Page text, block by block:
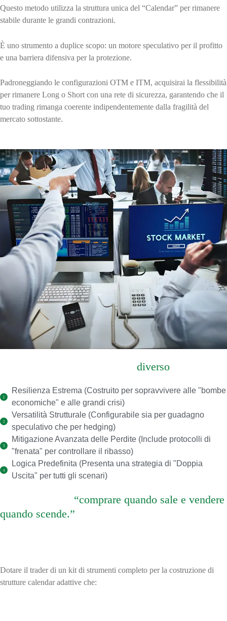
Questo metodo utilizza la struttura unica del “Calendar” per rimanere
stabile durante le grandi contrazioni.
È uno strumento a duplice scopo: un motore speculativo per il profitto
e una barriera difensiva per la protezione.
Padroneggiando le configurazioni OTM e ITM, acquisirai la flessibilità
per rimanere Long o Short con una rete di sicurezza, garantendo che il
tuo trading rimanga coerente indipendentemente dalla fragilità del
mercato sottostante.
diverso
Resilienza Estrema (Costruito per sopravvivere alle "bombe
economiche" e alle grandi crisi)
Versatilità Strutturale (Configurabile sia per guadagno
speculativo che per hedging)
Mitigazione Avanzata delle Perdite (Include protocolli di
"frenata" per controllare il ribasso)
Logica Predefinita (Presenta una strategia di "Doppia
Uscita" per tutti gli scenari)
“comprare quando sale e vendere
quando scende.”
Dotare il trader di un kit di strumenti completo per la costruzione di
strutture calendar adattive che: